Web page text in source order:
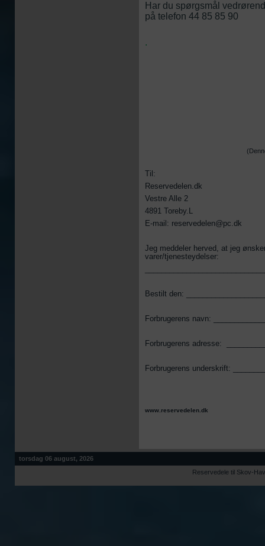
Har du spørgsmål
på telefon 44 85 85 90
.
Til:
Reservedelen.dk
Vestre Alle 2
4891 Toreby.L
E-mail: reservedelen@pc.dk
Jeg meddeler herved, at jeg
varer/tjenesteydelser:
Bestilt den:
Forbrugerens navn:
Forbrugerens adresse:
Forbrugerens underskrift:
www.reservedelen.dk
torsdag 06 august, 2026
Reservedele til Skov-